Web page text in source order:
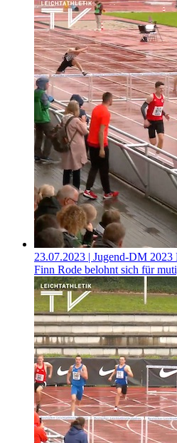
23.07.2023 | Jugend-DM
Finn Rode belohnt sich für